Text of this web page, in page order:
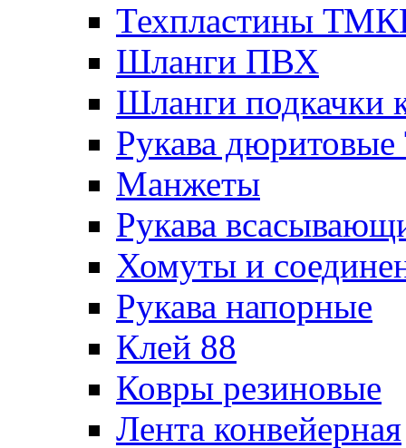
Техпластины
Шланги ПВХ
Шланги подкачки
Рукава
Манжеты
Рукава
Хомуты и
Рукава напорные
Клей 88
Ковры резиновые
Лента конвейерная